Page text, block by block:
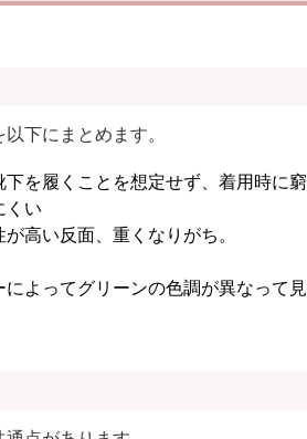
下にまとめます。
下を履くことを想定せず、着用時に
くい
高い反面、重くなりがち。
によってグリーンの色調が異なって